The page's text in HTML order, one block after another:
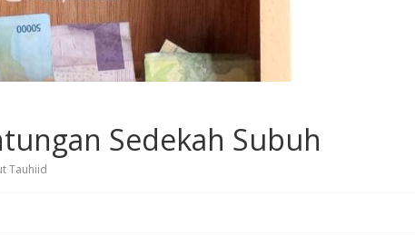
Sedekah Subuh
Tauhiid